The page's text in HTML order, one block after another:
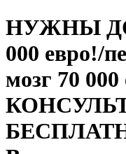
НУЖНЫ
000 евро!/
мозг 70